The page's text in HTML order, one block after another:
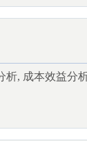
析, 成本效益分